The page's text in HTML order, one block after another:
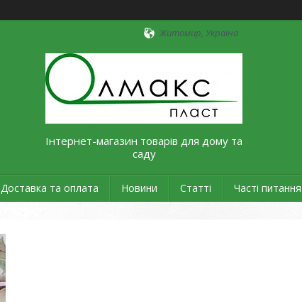
Житомир, Україна
Інтернет-магазин товарів для дому та
саду
Доставка та оплата Новини Статті Часті питання